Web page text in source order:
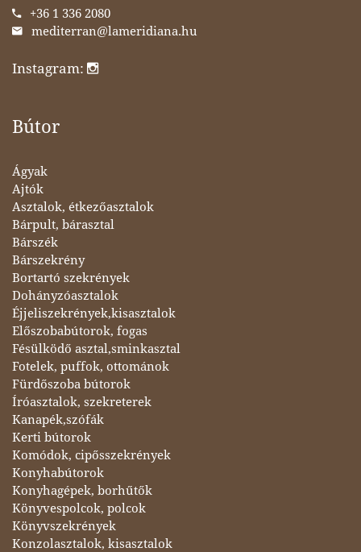
+36 1 336 2080
mediterran@lameridiana.hu
Instagram:
Bútor
Ágyak
Ajtók
Asztalok, étkezőasztalok
Bárpult, bárasztal
Bárszék
Bárszekrény
Bortartó szekrények
Dohányzóasztalok
Éjjeliszekrények,kisasztalok
Előszobabútorok, fogas
Fésülködő asztal,sminkasztal
Fotelek, puffok, ottománok
Fürdőszoba bútorok
Íróasztalok, szekreterek
Kanapék,szófák
Kerti bútorok
Komódok, cipősszekrények
Konyhabútorok
Konyhagépek, borhűtők
Könyvespolcok, polcok
Könyvszekrények
Konzolasztalok, kisasztalok